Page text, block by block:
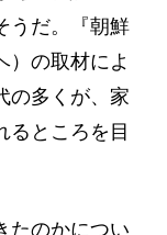
うだ。『朝鮮
）の取材によ
の多くが、家
るところを目
たのかについ